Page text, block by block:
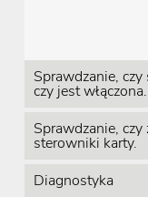
Sprawdzanie,
czy jest włączona.
Sprawdzanie,
sterowniki karty.
Diagnostyka